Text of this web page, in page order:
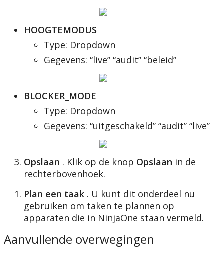
HOOGTEMODUS
Type: Dropdown
Gegevens: “live” “audit” “beleid”
BLOCKER_MODE
Type: Dropdown
Gegevens: “uitgeschakeld” “audit” “live”
Opslaan . Klik op de knop Opslaan in de
rechterbovenhoek.
Plan een taak . U kunt dit onderdeel nu
gebruiken om taken te plannen op
apparaten die in NinjaOne staan vermeld.
Aanvullende overwegingen